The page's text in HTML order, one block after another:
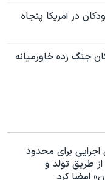
در آمریکا پنجاه
جنگ زده خاورمیانه
اجرایی برای محدود
طریق تولد و